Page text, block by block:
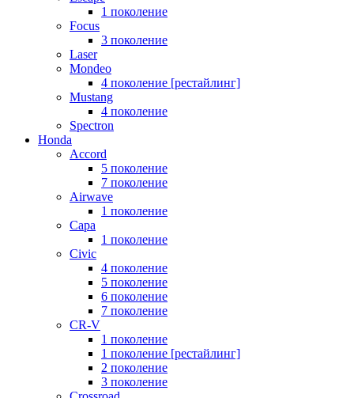
1 поколение
Focus
3 поколение
Laser
Mondeo
4 поколение [рестайлинг]
Mustang
4 поколение
Spectron
Honda
Accord
5 поколение
7 поколение
Airwave
1 поколение
Capa
1 поколение
Civic
4 поколение
5 поколение
6 поколение
7 поколение
CR-V
1 поколение
1 поколение [рестайлинг]
2 поколение
3 поколение